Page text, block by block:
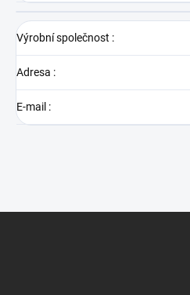
Výrobní společnost :
Adresa :
E-mail :